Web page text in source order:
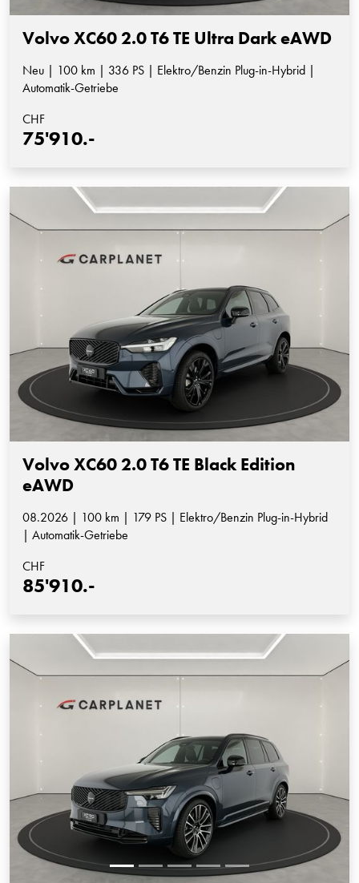
Volvo XC60 2.0 T6 TE Ultra Dark eAWD
Neu | 100 km | 336 PS | Elektro/Benzin Plug-in-Hybrid |
Automatik-Getriebe
CHF
75'910.-
Volvo XC60 2.0 T6 TE Black Edition
eAWD
08.2026 | 100 km | 179 PS | Elektro/Benzin Plug-in-Hybrid
| Automatik-Getriebe
CHF
85'910.-